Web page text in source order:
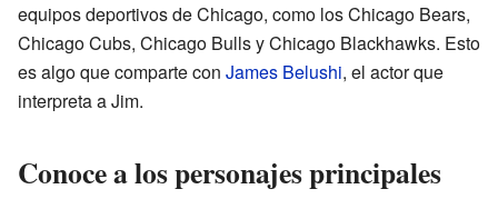
equipos deportivos de Chicago, como los Chicago Bears,
Chicago Cubs, Chicago Bulls y Chicago Blackhawks. Esto
es algo que comparte con James Belushi, el actor que
interpreta a Jim.
Conoce a los personajes principales